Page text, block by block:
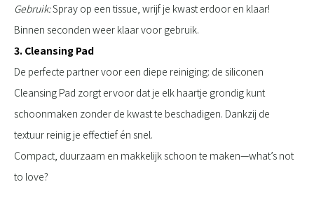
Gebruik:Spray op een tissue, wrijf je kwast erdoor en klaar!
Binnen seconden weer klaar voor gebruik.
3. Cleansing Pad
De perfecte partner voor een diepe reiniging: de siliconen
Cleansing Pad zorgt ervoor dat je elk haartje grondig kunt
schoonmaken zonder de kwast te beschadigen. Dankzij de
textuur reinig je effectief én snel.
Compact, duurzaam en makkelijk schoon te maken—what’s not
to love?